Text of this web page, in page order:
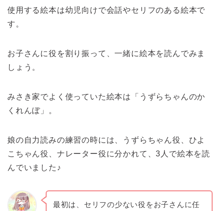
使用する絵本は幼児向けで会話やセリフのある絵本で
す。
お子さんに役を割り振って、一緒に絵本を読んでみま
しょう。
みさき家でよく使っていた絵本は「うずらちゃんのか
くれんぼ」。
娘の自力読みの練習の時には、うずらちゃん役、ひよ
こちゃん役、ナレーター役に分かれて、3人で絵本を読
んでいました♪
最初は、セリフの少ない役をお子さんに任